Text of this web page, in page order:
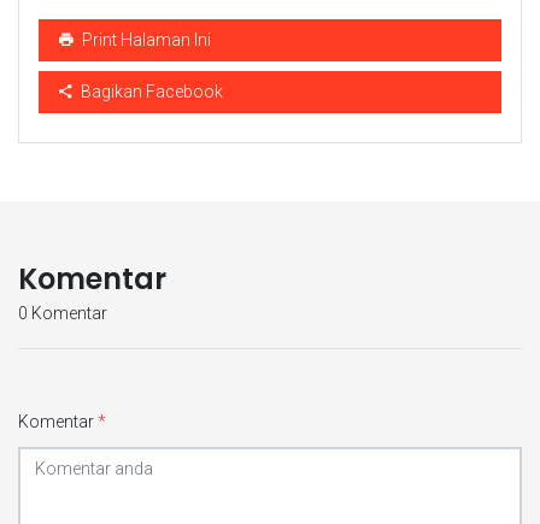
Print Halaman Ini
Bagikan Facebook
Komentar
0 Komentar
Komentar*